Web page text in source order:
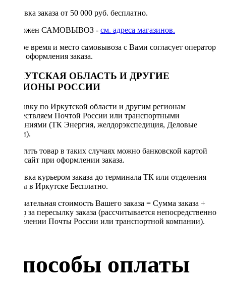
Доставка заказа от 50 000 руб. бесплатно.
Возможен САМОВЫВОЗ - см. адреса магазинов.
Точное время и место самовывоза с Вами согласует оператор
после оформления заказа.
ИРКУТСКАЯ ОБЛАСТЬ И ДРУГИЕ
РЕГИОНЫ РОССИИ
Отправку по Иркутской области и другим регионам
осуществляем Почтой России или транспортными
компаниями (ТК Энергия, желдорэкспедиция, Деловые
линии).
Оплатить товар в таких случаях можно банковской картой
через сайт при оформлении заказа.
Доставка курьером заказа до терминала ТК или отделения
Почты в Иркутске Бесплатно.
Окончательная стоимость Вашего заказа = Сумма заказа +
Тариф за пересылку заказа (рассчитывается непосредственно
в отделении Почты России или транспортной компании).
Способы оплаты